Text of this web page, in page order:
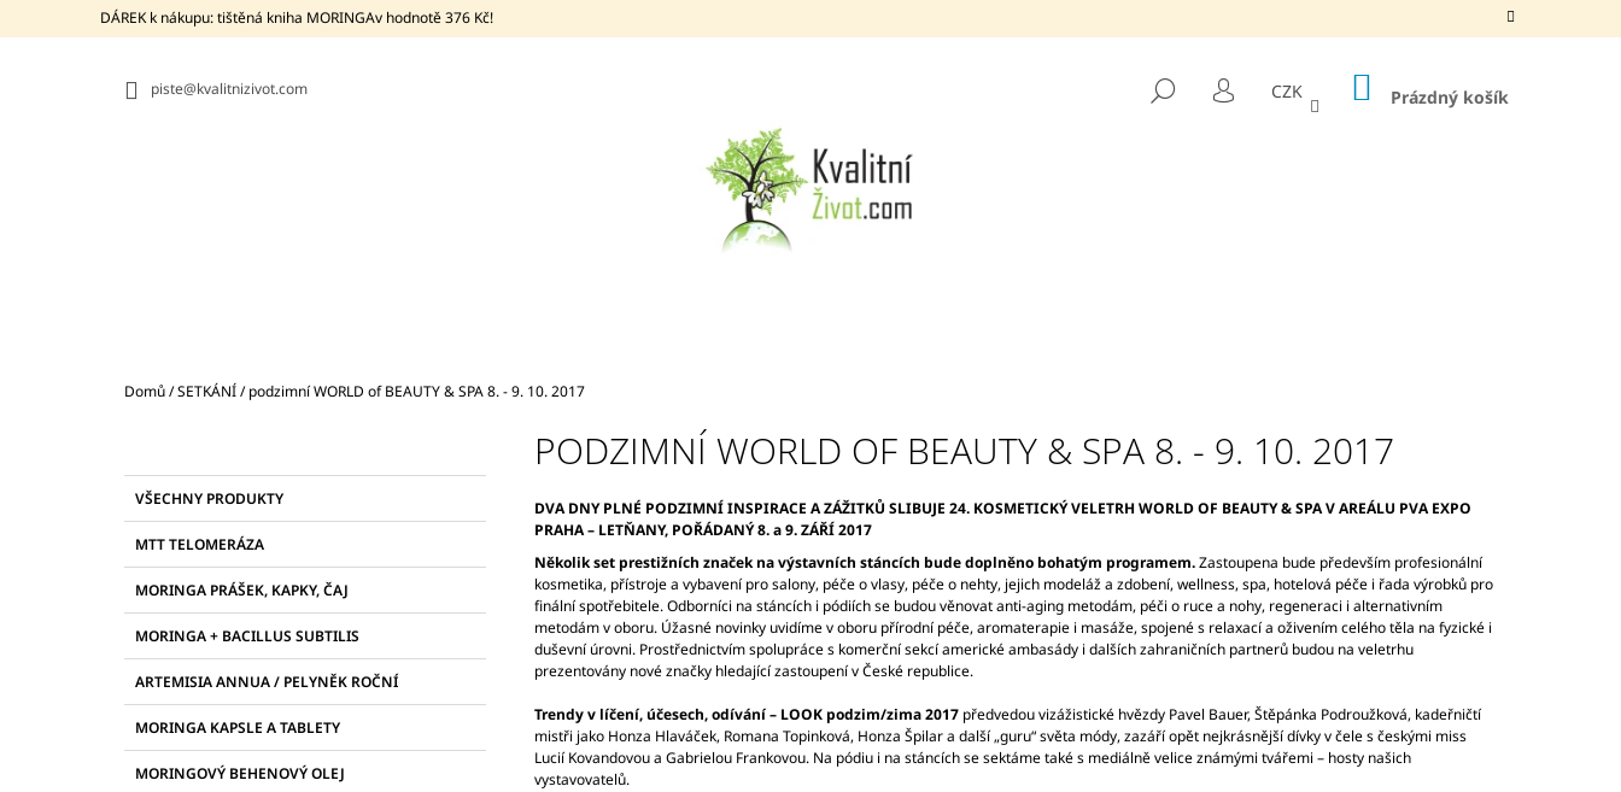
DÁREK k nákupu: tištěná kniha MORINGAv hodnotě 376 Kč!
piste@kvalitnizivot.com HLEDAT
PŘIHLÁŠENÍ
CZK NÁKUPNÍ
KOŠÍK
Prázdný košík
Domů/SETKÁNÍ/ podzimní WORLD of BEAUTY & SPA 8. - 9. 10. 2017
kategorie
K
T
G
O
R
E
VŠECHNY PRODUKTY
MTT TELOMERÁZA
MORINGA PRÁŠEK, KAPKY, ČAJ
MORINGA + BACILLUS SUBTILIS
ARTEMISIA ANNUA / PELYNĚK ROČNÍ
MORINGA KAPSLE A TABLETY
MORINGOVÝ BEHENOVÝ OLEJ
PODZIMNÍ WORLD OF BEAUTY & SPA 8. - 9. 10. 2017
DVA DNY PLNÉ PODZIMNÍ INSPIRACE A ZÁŽITKŮ SLIBUJE 24. KOSMETICKÝ VELETRH WORLD OF BEAUTY & SPA V AREÁLU PVA EXPO
PRAHA – LETŇANY, POŘÁDANÝ 8. a 9. ZÁŘÍ 2017
Několik set prestižních značek na výstavních stáncích bude doplněno bohatým programem.Zastoupena bude především profesionální
kosmetika, přístroje a vybavení pro salony, péče o vlasy, péče o nehty, jejich modeláž a zdobení, wellness, spa, hotelová péče i řada výrobků pro
finální spotřebitele. Odborníci na stáncích i pódiích se budou věnovat anti-aging metodám, péči o ruce a nohy, regeneraci i alternativním
metodám v oboru. Úžasné novinky uvidíme v oboru přírodní péče, aromaterapie i masáže, spojené s relaxací a oživením celého těla na fyzické i
duševní úrovni. Prostřednictvím spolupráce s komerční sekcí americké ambasády i dalších zahraničních partnerů budou na veletrhu
prezentovány nové značky hledající zastoupení v České republice.
Trendy v líčení, účesech, odívání – LOOK podzim/zima 2017 předvedou vizážistické hvězdy Pavel Bauer, Štěpánka Podroužková, kadeřničtí
mistři jako Honza Hlaváček, Romana Topinková, Honza Špilar a další „guru“ světa módy, zazáří opět nejkrásnější dívky v čele s českými miss
Lucií Kovandovou a Gabrielou Frankovou. Na pódiu i na stáncích se sektáme také s mediálně velice známými tvářemi – hosty našich
vystavovatelů.
O
CO POTŘEBUJETE NAJÍT?
HLEDAT
BIO MORINGA Z TENERIFE +
PROBIOTIKUM BACILLUS SUBTILIS DSM
21097, KAPSLE 90 KS
ŠKODLIVÝM BAKTERIÍM
2 255 Kč
MTT TELOMERÁZA KAPSLE 270 KS
(MORINGA Z TENERIFE + TRAGANT +
TOPINAMBUR)
5 000 Kč
MORINGOVÝ / BEHENOVÝ JEDLÝ OLEJ,
100 ML
1 565 Kč